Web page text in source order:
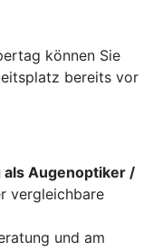
können Sie
bereits vor
Augenoptiker /
vergleichbare
und am